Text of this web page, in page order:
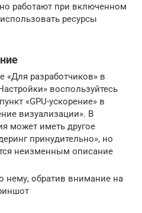
работают при включенном
ресурсы
«Для разработчиков» в
воспользуйтесь
«GPU-ускорение» в
визуализации». В
может иметь другое
принудительно», но
неизменным описание
нему, обратив внимание на